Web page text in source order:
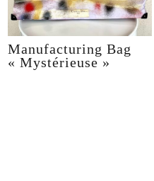
Manufacturing Bag
« Mystérieuse »